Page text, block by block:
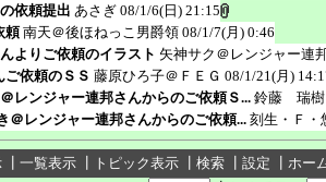
依頼提出 あさぎ 08/1/6(日) 21:15
頼 南天＠後ほねっこ男爵領 08/1/7(月) 0:46
よりご依頼のイラスト 矢神サク＠レンジャー連
依頼のＳＳ 藤原ひろ子＠ＦＥＧ 08/1/21(月)
レンジャー連邦さんからのご依頼Ｓ... 鈴藤 瑞樹
＠レンジャー連邦さんからのご依頼... 刻生・Ｆ・
一覧表示 トピック表示 検索 設定
ホー